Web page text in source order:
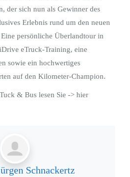
der sich nun als Gewinner des
Erlebnis rund um den neuen
persönliche Überlandtour in
eTruck-Training, eine
sowie ein hochwertiges
auf den Kilometer-Champion.
& Bus lesen Sie -> hier
Schnackertz